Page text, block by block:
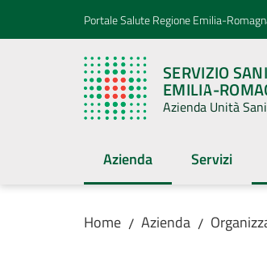
Vai al contenuto
Vai alla navigazionePortale Salute Regione Emilia-
SERVIZIO
EMILIA-
Azienda Unità
Azienda
Menu selezionatoServizi
Home / Azienda /